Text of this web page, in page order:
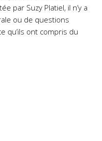
par Suzy Platiel, il n’y a
ou de questions
qu’ils ont compris du